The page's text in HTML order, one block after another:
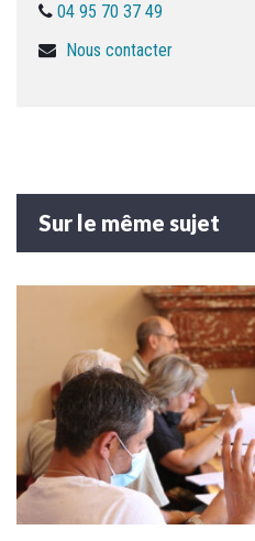
04 95 70 37 49
Nous contacter
Sur le même sujet